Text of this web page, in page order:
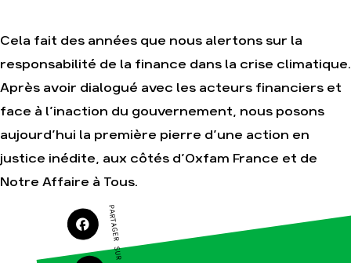
Agir
Faire un don
S'engager sur le
campagnes
Transmettre tout
ou partie de son
patrimoine
Télécharger
gratuitement les
Nos
thématiques
Climat – Énergie
Surproduction
Cela fait des années que nous alertons sur la
responsabilité de la finance dans la crise climatique.
Après avoir dialogué avec les acteurs financiers et
face à l’inaction du gouvernement, nous posons
aujourd’hui la première pierre d’une action en
justice inédite, aux côtés d’Oxfam France et de
Notre Affaire à Tous.
PARTAGER SUR